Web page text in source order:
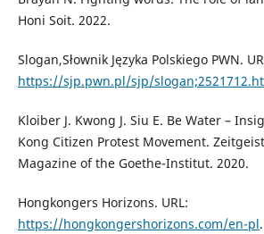
Honi Soit. 2022.
Slogan,Słownik Języka Polskiego PWN.
https://sjp.pwn.pl/sjp/
Kloiber J. Kwong J. Siu E. Be Water –
Kong Citizen Protest Movement.
Magazine of the Goethe-Institut. 2020.
Hongkongers Horizons. URL:
https://hongkongershorizons.com/en-pl.